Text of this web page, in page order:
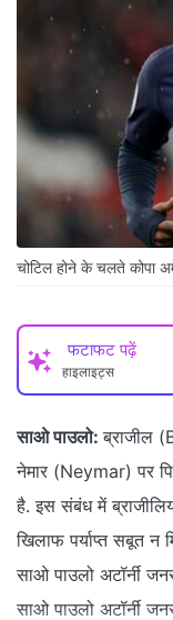
चोटिल होने के चलते कोपा
फटाफट पढ़ें
हाइलाइट्स
साओ पाउलो: ब्राजील
नेमार (Neymar) पर
है. इस संबंध में
खिलाफ पर्याप्त सबूत न
साओ पाउलो अटॉर्नी
साओ पाउलो अटॉर्नी